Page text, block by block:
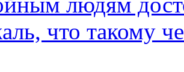
что такому